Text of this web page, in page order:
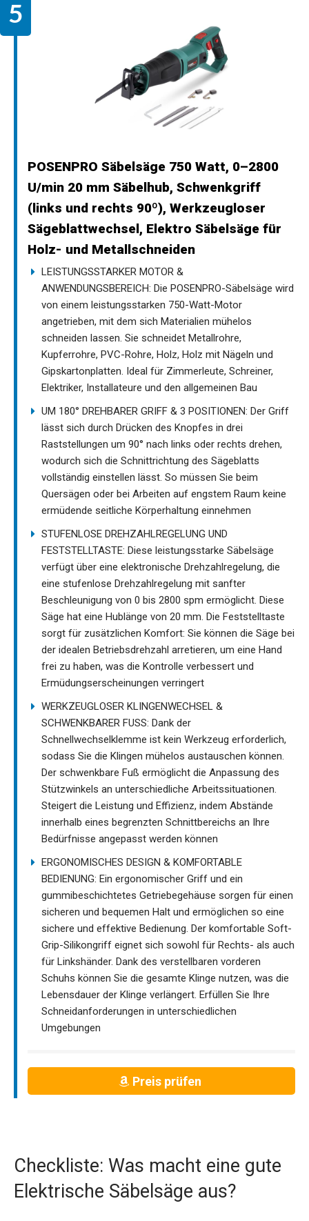
POSENPRO Säbelsäge 750 Watt, 0–2800
U/min 20 mm Säbelhub, Schwenkgriff
(links und rechts 90º), Werkzeugloser
Sägeblattwechsel, Elektro Säbelsäge für
Holz- und Metallschneiden
LEISTUNGSSTARKER MOTOR &
ANWENDUNGSBEREICH: Die POSENPRO-Säbelsäge wird
von einem leistungsstarken 750-Watt-Motor
angetrieben, mit dem sich Materialien mühelos
schneiden lassen. Sie schneidet Metallrohre,
Kupferrohre, PVC-Rohre, Holz, Holz mit Nägeln und
Gipskartonplatten. Ideal für Zimmerleute, Schreiner,
Elektriker, Installateure und den allgemeinen Bau
UM 180° DREHBARER GRIFF & 3 POSITIONEN: Der Griff
lässt sich durch Drücken des Knopfes in drei
Raststellungen um 90° nach links oder rechts drehen,
wodurch sich die Schnittrichtung des Sägeblatts
vollständig einstellen lässt. So müssen Sie beim
Quersägen oder bei Arbeiten auf engstem Raum keine
ermüdende seitliche Körperhaltung einnehmen
STUFENLOSE DREHZAHLREGELUNG UND
FESTSTELLTASTE: Diese leistungsstarke Säbelsäge
verfügt über eine elektronische Drehzahlregelung, die
eine stufenlose Drehzahlregelung mit sanfter
Beschleunigung von 0 bis 2800 spm ermöglicht. Diese
Säge hat eine Hublänge von 20 mm. Die Feststelltaste
sorgt für zusätzlichen Komfort: Sie können die Säge bei
der idealen Betriebsdrehzahl arretieren, um eine Hand
frei zu haben, was die Kontrolle verbessert und
Ermüdungserscheinungen verringert
WERKZEUGLOSER KLINGENWECHSEL &
SCHWENKBARER FUSS: Dank der
Schnellwechselklemme ist kein Werkzeug erforderlich,
sodass Sie die Klingen mühelos austauschen können.
Der schwenkbare Fuß ermöglicht die Anpassung des
Stützwinkels an unterschiedliche Arbeitssituationen.
Steigert die Leistung und Effizienz, indem Abstände
innerhalb eines begrenzten Schnittbereichs an Ihre
Bedürfnisse angepasst werden können
ERGONOMISCHES DESIGN & KOMFORTABLE
BEDIENUNG: Ein ergonomischer Griff und ein
gummibeschichtetes Getriebegehäuse sorgen für einen
sicheren und bequemen Halt und ermöglichen so eine
sichere und effektive Bedienung. Der komfortable Soft-
Grip-Silikongriff eignet sich sowohl für Rechts- als auch
für Linkshänder. Dank des verstellbaren vorderen
Schuhs können Sie die gesamte Klinge nutzen, was die
Lebensdauer der Klinge verlängert. Erfüllen Sie Ihre
Schneidanforderungen in unterschiedlichen
Umgebungen
Preis prüfen
Checkliste: Was macht eine gute
Elektrische Säbelsäge aus?